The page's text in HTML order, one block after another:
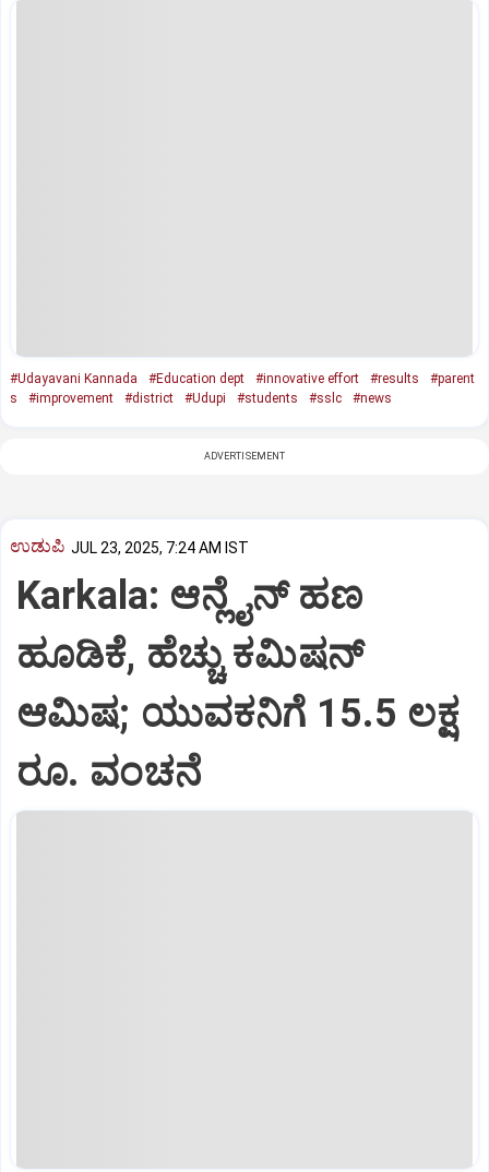
#Udayavani Kannada #Education dept #innovative effort #results
#parent
s
#improvement #district #Udupi #students #sslc #news
ADVERTISEMENT
ಉಡುಪಿ JUL 23, 2025, 7:24 AM IST
Karkala: ಆನ್ಲೈನ್‌ ಹಣ
ಹೂಡಿಕೆ, ಹೆಚ್ಚು ಕಮಿಷನ್‌
ಆಮಿಷ; ಯುವಕನಿಗೆ 15.5 ಲಕ್ಷ
ರೂ. ವಂಚನೆ